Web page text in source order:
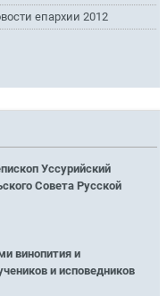
епархии 2012
Уссурийский
Совета Русской
винопития и
и исповедников